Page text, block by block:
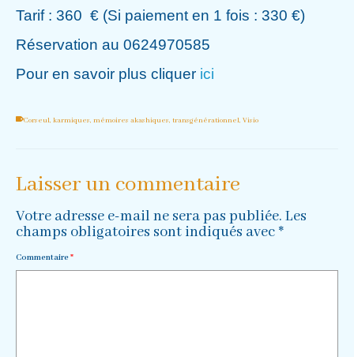
Tarif : 360 € (Si paiement en 1 fois : 330 €)
Réservation au 0624970585
Pour en savoir plus cliquer ici
Corseul, karmiques, mémoires akashiques, transgénérationnel, Visio
Laisser un commentaire
Votre adresse e-mail ne sera pas publiée. Les
champs obligatoires sont indiqués avec *
Commentaire*